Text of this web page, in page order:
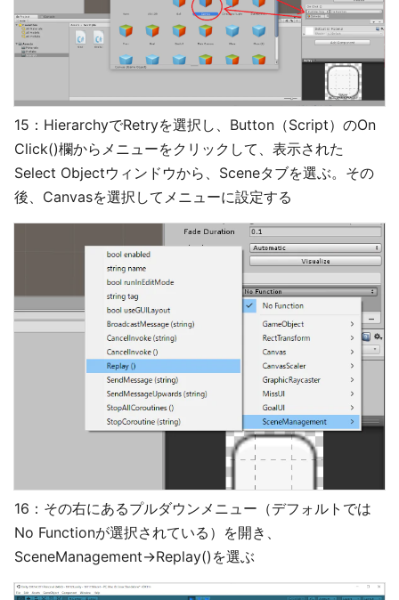
15：HierarchyでRetryを選択し、Button（Script）のOn
Click()欄からメニューをクリックして、表示された
Select Objectウィンドウから、Sceneタブを選ぶ。その
後、Canvasを選択してメニューに設定する
16：その右にあるプルダウンメニュー（デフォルトでは
No Functionが選択されている）を開き、
SceneManagement→Replay()を選ぶ